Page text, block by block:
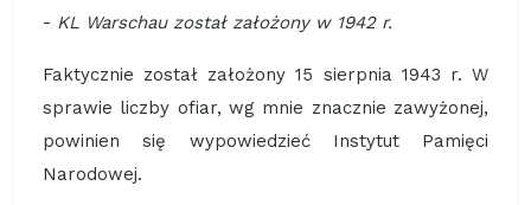
- KL Warschau został założony w 1942 r.
Faktycznie został założony 15 sierpnia 1943 r. W
sprawie liczby ofiar, wg mnie znacznie zawyżonej,
powinien się wypowiedzieć Instytut Pamięci
Narodowej.